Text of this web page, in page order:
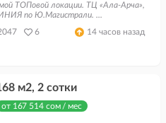
ТОПовой локации. ТЦ «Ала-Арча»,
по Ю.Магистрали. ...
6 14 часов назад
м2, 2 сотки
от 167 514 сом / мес